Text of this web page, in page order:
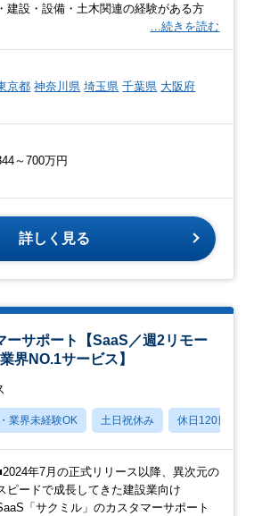
・建設・設備・土木関連の経験がある方
…続きを読む
京都 神奈川県 埼玉県 千葉県 大阪府
～700万円
詳しく見る
ーサポート【SaaS／週2リモー
界NO.1サービス】
業界未経験OK 土日祝休み 休日120日以上
年7月の正式リリース以降、異次元の
ピードで成長してきた建設業向け
「サクミル」のカスタマーサポート